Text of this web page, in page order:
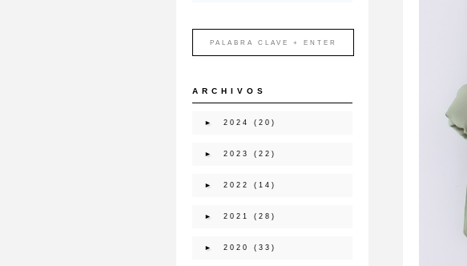
ARCHIVOS
► 2024 (20)
► 2023 (22)
► 2022 (14)
► 2021 (28)
► 2020 (33)